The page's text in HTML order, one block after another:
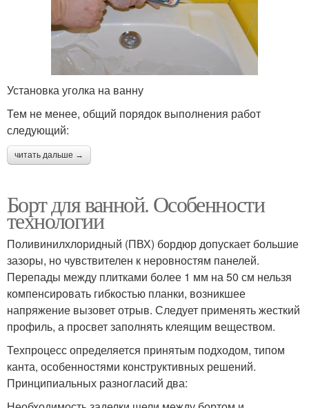
Установка уголка на ванну
Тем не менее, общий порядок выполнения работ
следующий:
читать дальше →
Борт для ванной. Особенности
технологии
Поливинилхлоридный (ПВХ) бордюр допускает большие
зазоры, но чувствителен к неровностям панелей.
Перепады между плитками более 1 мм на 50 см нельзя
компенсировать гибкостью планки, возникшее
напряжение вызовет отрыв. Следует применять жесткий
профиль, а просвет заполнять клеящим веществом.
Техпроцесс определяется принятым подходом, типом
канта, особенностями конструктивных решений.
Принципиальных разногласий два: